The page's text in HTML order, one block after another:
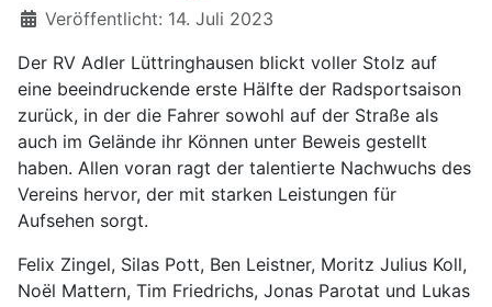
Details
Veröffentlicht: 14. Juli 2023
Der RV Adler Lüttringhausen blickt voller Stolz auf
eine beeindruckende erste Hälfte der Radsportsaison
zurück, in der die Fahrer sowohl auf der Straße als
auch im Gelände ihr Können unter Beweis gestellt
haben. Allen voran ragt der talentierte Nachwuchs des
Vereins hervor, der mit starken Leistungen für
Aufsehen sorgt.
Felix Zingel, Silas Pott, Ben Leistner, Moritz Julius Koll,
Noël Mattern, Tim Friedrichs, Jonas Parotat und Lukas